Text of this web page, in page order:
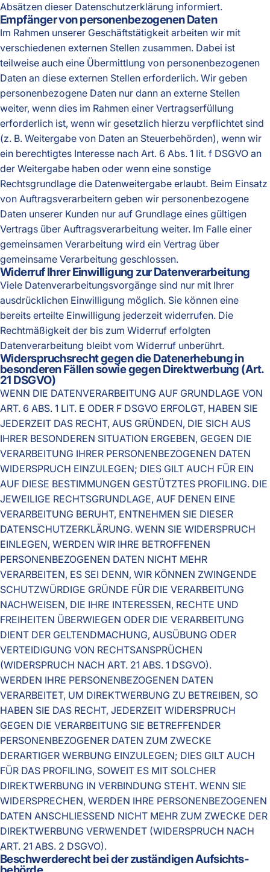
Absätzen dieser Datenschutzerklärung informiert.
Empfänger von personenbezogenen Daten
Im Rahmen unserer Geschäftstätigkeit arbeiten wir mit
verschiedenen externen Stellen zusammen. Dabei ist
teilweise auch eine Übermittlung von personenbezogenen
Daten an diese externen Stellen erforderlich. Wir geben
personenbezogene Daten nur dann an externe Stellen
weiter, wenn dies im Rahmen einer Vertragserfüllung
erforderlich ist, wenn wir gesetzlich hierzu verpflichtet sind
(z. B. Weitergabe von Daten an Steuerbehörden), wenn wir
ein berechtigtes Interesse nach Art. 6 Abs. 1 lit. f DSGVO an
der Weitergabe haben oder wenn eine sonstige
Rechtsgrundlage die Datenweitergabe erlaubt. Beim Einsatz
von Auftragsverarbeitern geben wir personenbezogene
Daten unserer Kunden nur auf Grundlage eines gültigen
Vertrags über Auftragsverarbeitung weiter. Im Falle einer
gemeinsamen Verarbeitung wird ein Vertrag über
gemeinsame Verarbeitung geschlossen.
Widerruf Ihrer Einwilligung zur Datenverarbeitung
Viele Datenverarbeitungsvorgänge sind nur mit Ihrer
ausdrücklichen Einwilligung möglich. Sie können eine
bereits erteilte Einwilligung jederzeit widerrufen. Die
Rechtmäßigkeit der bis zum Widerruf erfolgten
Datenverarbeitung bleibt vom Widerruf unberührt.
Widerspruchsrecht gegen die Datenerhebung in
besonderen Fällen sowie gegen Direktwerbung (Art.
21 DSGVO)
WENN DIE DATENVERARBEITUNG AUF GRUNDLAGE VON
ART. 6 ABS. 1 LIT. E ODER F DSGVO ERFOLGT, HABEN SIE
JEDERZEIT DAS RECHT, AUS GRÜNDEN, DIE SICH AUS
IHRER BESONDEREN SITUATION ERGEBEN, GEGEN DIE
VERARBEITUNG IHRER PERSONENBEZOGENEN DATEN
WIDERSPRUCH EINZULEGEN; DIES GILT AUCH FÜR EIN
AUF DIESE BESTIMMUNGEN GESTÜTZTES PROFILING. DIE
JEWEILIGE RECHTSGRUNDLAGE, AUF DENEN EINE
VERARBEITUNG BERUHT, ENTNEHMEN SIE DIESER
DATENSCHUTZERKLÄRUNG. WENN SIE WIDERSPRUCH
EINLEGEN, WERDEN WIR IHRE BETROFFENEN
PERSONENBEZOGENEN DATEN NICHT MEHR
VERARBEITEN, ES SEI DENN, WIR KÖNNEN ZWINGENDE
SCHUTZWÜRDIGE GRÜNDE FÜR DIE VERARBEITUNG
NACHWEISEN, DIE IHRE INTERESSEN, RECHTE UND
FREIHEITEN ÜBERWIEGEN ODER DIE VERARBEITUNG
DIENT DER GELTENDMACHUNG, AUSÜBUNG ODER
VERTEIDIGUNG VON RECHTSANSPRÜCHEN
(WIDERSPRUCH NACH ART. 21 ABS. 1 DSGVO).
WERDEN IHRE PERSONENBEZOGENEN DATEN
VERARBEITET, UM DIREKTWERBUNG ZU BETREIBEN, SO
HABEN SIE DAS RECHT, JEDERZEIT WIDERSPRUCH
GEGEN DIE VERARBEITUNG SIE BETREFFENDER
PERSONENBEZOGENER DATEN ZUM ZWECKE
DERARTIGER WERBUNG EINZULEGEN; DIES GILT AUCH
FÜR DAS PROFILING, SOWEIT ES MIT SOLCHER
DIREKTWERBUNG IN VERBINDUNG STEHT. WENN SIE
WIDERSPRECHEN, WERDEN IHRE PERSONENBEZOGENEN
DATEN ANSCHLIESSEND NICHT MEHR ZUM ZWECKE DER
DIREKTWERBUNG VERWENDET (WIDERSPRUCH NACH
ART. 21 ABS. 2 DSGVO).
Beschwerde­recht bei der zuständigen Aufsichts­